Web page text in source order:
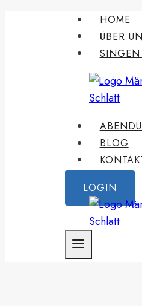
HOME
ÜBER
BLOG
LOGIN